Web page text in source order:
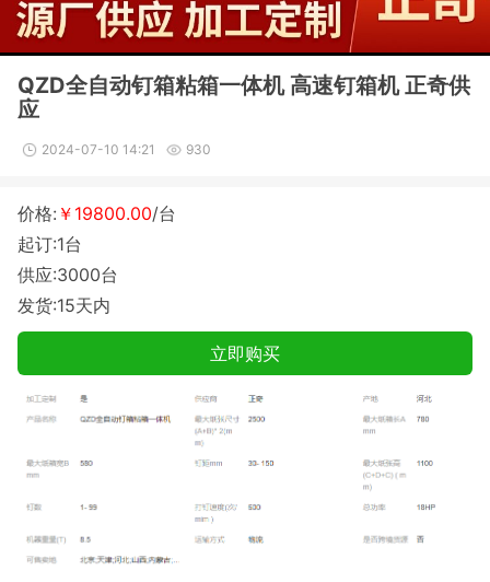
QZD全自动钉箱粘箱一体机 高速钉箱机 正奇供
应
2024-07-10 14:21 930
价格: ￥19800.00/台
起订:1台
供应:3000台
发货:15天内
立即购买